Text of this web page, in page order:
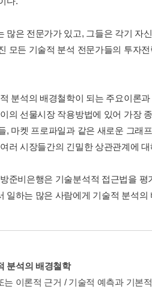
많은 전문가가 있고, 그들은 각기 자
모든 기술적 분석 전문가들의 투자
분석의 배경철학이 되는 주요이론
의 선물시장 작용방법에 있어 가장
, 마켓 프로파일과 같은 새로운 그래
러 시장들간의 긴밀한 상관관계에
준비은행은 기술분석적 접근법을
일하는 많은 사람에게 기술적 분석의
분석의 배경철학
는 이론적 근거 / 기술적 예측과 기본